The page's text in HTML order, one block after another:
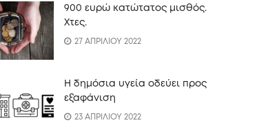
900 ευρώ κατώτατος μισθός.
Xτες.
27 ΑΠΡΙΛΙΟΥ 2022
Η δημόσια υγεία οδεύει προς
εξαφάνιση
23 ΑΠΡΙΛΙΟΥ 2022